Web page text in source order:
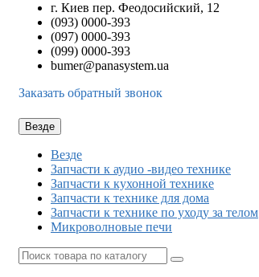
г. Киев пер. Феодосийский, 12
(093) 0000-393
(097) 0000-393
(099) 0000-393
bumer@panasystem.ua
Заказать обратный звонок
Везде
Везде
Запчасти к аудио -видео технике
Запчасти к кухонной технике
Запчасти к технике для дома
Запчасти к технике по уходу за телом
Микроволновые печи